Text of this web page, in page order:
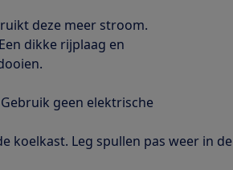
deze meer stroom.
dikke rijplaag en
geen elektrische
koelkast. Leg spullen pas weer in de